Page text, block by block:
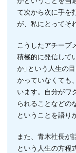
て次から次に手を
が、私にとってそ
こうしたアチーブ
積極的に発信して
か」という人生の
かっていなくても
います。自分がワ
られることなどの
ということを語り
また、青木社長が
という人生の方程